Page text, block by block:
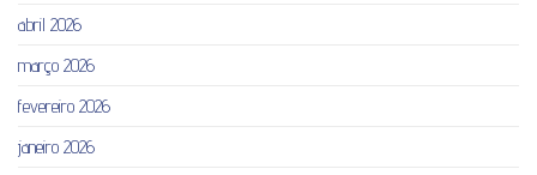
abril 2026
março 2026
fevereiro 2026
janeiro 2026